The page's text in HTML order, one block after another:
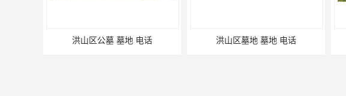
洪山区墓地 墓地 电话 硚口区墓地 墓地 电话